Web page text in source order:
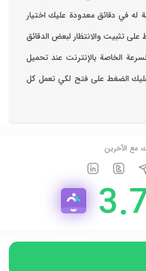
له في دقائق معدودة ‏عليك اختيار
تثبيت والانتظار لبعض الدقائق
الخاصة بالإنترنت ‏عند تحميل
عليك الضغط على فتح لكي تعمل كل
مع الآخرين